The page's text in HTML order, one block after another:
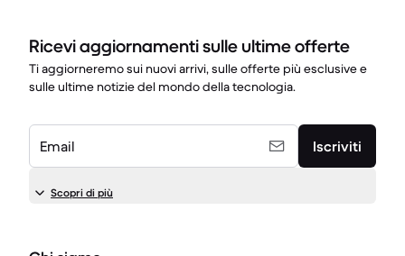
Ricevi aggiornamenti sulle ultime offerte
Ti aggiorneremo sui nuovi arrivi, sulle offerte più esclusive e
sulle ultime notizie del mondo della tecnologia.
Email Iscriviti
Scopri di più